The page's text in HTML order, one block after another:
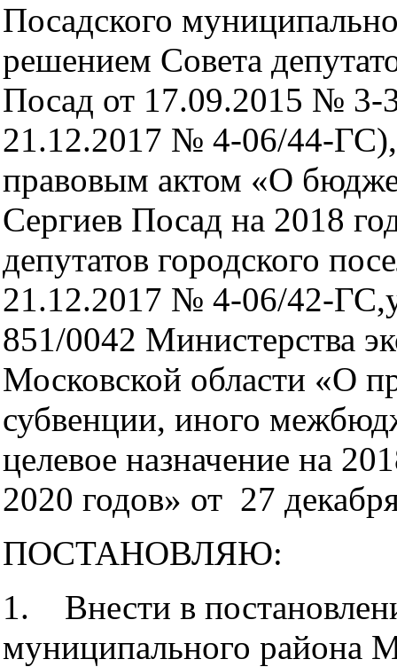
Посадского
решением Совета
Посад от 17.09.2015 № 3-
21.12.2017 № 4-06/44-
правовым актом «О
Сергиев Посад на 2018
депутатов городского
21.12.2017 № 4-06/42-
851/0042 Министерства
Московской области «О
субвенции, иного
целевое назначение на
2020 годов» от 27
ПОСТАНОВЛЯЮ:
1. Внести в
муниципального района